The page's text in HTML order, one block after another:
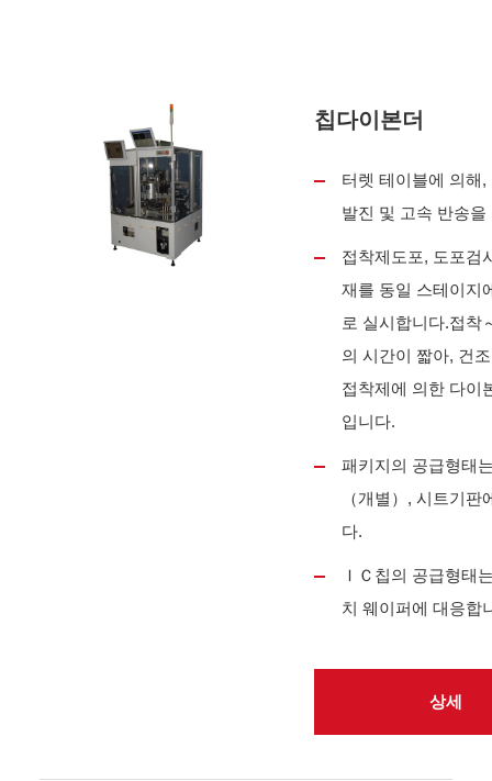
칩다이본더
터렛 테이블에 의해,
발진 및 고속 반송을
접착제도포, 도포검
재를 동일 스테이지
로 실시합니다.접착
의 시간이 짧아, 건
접착제에 의한 다이
입니다.
패키지의 공급형태
（개별）, 시트기판
다.
ＩＣ칩의 공급형태
치 웨이퍼에 대응합
상세